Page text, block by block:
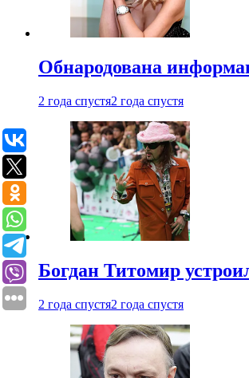
Обнародована
2 года спустя2 года спустя
Богдан Титомир
2 года спустя2 года спустя